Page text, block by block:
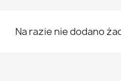
Na razie nie dodano